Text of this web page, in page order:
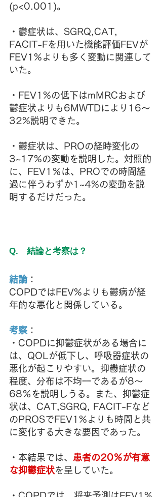
(p<0.001)。
・鬱症状は、SGRQ,CAT,
FACIT-Fを用いた機能評価FEVが
FEV1%よりも多く変動に関連して
いた。
・FEV1%の低下はmMRCおよび
鬱症状よりも6MWTDにより16～
32%説明できた。
・鬱症状は、PROの経時変化の
3~17%の変動を説明した。対照的
に、FEV1％は、PROでの時間経
過に伴うわずか1~4%の変動を説
明するだけだった。
Q.　結論と考察は？
結論：
COPDではFEV%よりも鬱病が経
年的な悪化と関係している。
考察 ：
・COPDに抑鬱症状がある場合に
は、QOLが低下し、呼吸器症状の
悪化が起こりやすい。抑鬱症状の
程度、分布は不均一であるが8～
68％を説明しうる。また、抑鬱症
状は、CAT,SGRQ, FACIT-Fなど
のPROSでFEV1%よりも時間と共
に変化する大きな要因であった。
・本結果では、 患者の20％が有意
な抑鬱症状を呈していた。